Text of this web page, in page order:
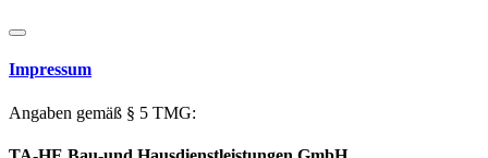
Impressum
Angaben gemäß § 5 TMG: